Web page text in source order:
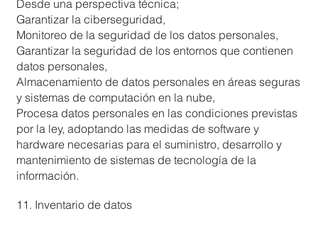
Desde una perspectiva técnica;
Garantizar la ciberseguridad,
Monitoreo de la seguridad de los datos personales,
Garantizar la seguridad de los entornos que contienen
datos personales,
Almacenamiento de datos personales en áreas seguras
y sistemas de computación en la nube,
Procesa datos personales en las condiciones previstas
por la ley, adoptando las medidas de software y
hardware necesarias para el suministro, desarrollo y
mantenimiento de sistemas de tecnología de la
información.
11. Inventario de datos